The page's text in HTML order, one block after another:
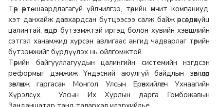
Төр өөртөө шаардлагагүй үйлчилгээ, төрийн өмчит компаниуд,
хэт данхайж давхардсан бүтцээсээ салж байж өрсөлдөхүйц
цалинтай, өндөр бүтээмжтэй иргэд болон хувийн хэвшлийн
сэтгэл ханамжид хүрсэн авлигаас ангид чадварлаг төрийн
бүтээмжийг бүрдүүлэх нь ойлгомжтой.
Төрийн байгууллагуудын цалингийн системийн нэгдсэн
реформыг дэмжиж Үндэсний аюулгүй байдлын зөвлөлөөр
зөвлөмж гаргасан Монгол Улсын Ерөнхийлөгч Ухнаагийн
Хүрэлсүх, Улсын Их Хурлын дарга Гомбожавын